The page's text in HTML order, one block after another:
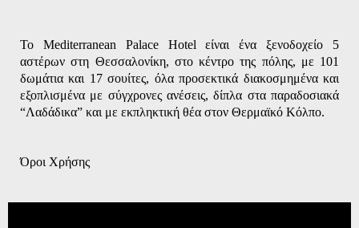
Το Mediterranean Palace Hotel είναι ένα ξενοδοχείο 5
αστέρων στη Θεσσαλονίκη, στο κέντρο της πόλης, με 101
δωμάτια και 17 σουίτες, όλα προσεκτικά διακοσμημένα και
εξοπλισμένα με σύγχρονες ανέσεις, δίπλα στα παραδοσιακά
“Λαδάδικα” και με εκπληκτική θέα στον Θερμαϊκό Κόλπο.
Όροι Χρήσης